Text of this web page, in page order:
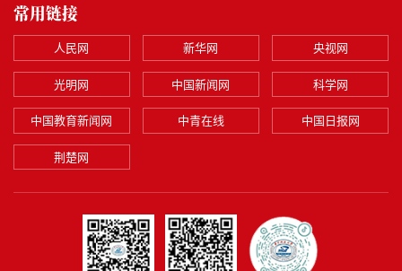
常用链接
人民网 新华网 央视网
光明网 中国新闻网 科学网
中国教育新闻网 中青在线 中国日报网
荆楚网